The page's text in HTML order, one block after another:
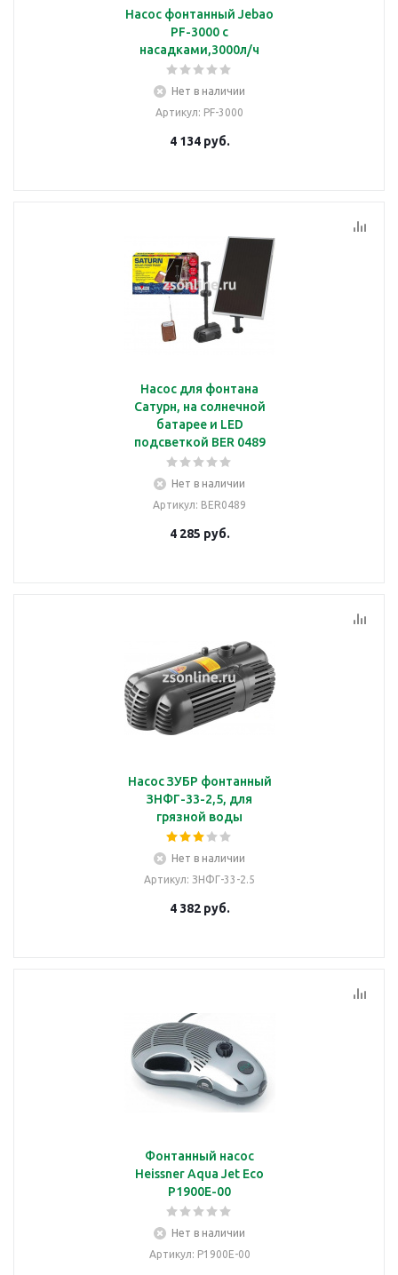
Насос фонтанный Jebao
PF-3000 с
насадками,3000л/ч
Нет в наличии
Артикул: PF-3000
4 134руб.
Насос для фонтана
Сатурн, на солнечной
батарее и LED
подсветкой BER 0489
Нет в наличии
Артикул: BER0489
4 285 руб.
Насос ЗУБР фонтанный
ЗНФГ-33-2,5, для
грязной воды
Нет в наличии
Артикул: ЗНФГ-33-2.5
4 382руб.
Фонтанный насос
Heissner Aqua Jet Eco
P1900E-00
Нет в наличии
Артикул: P1900E-00